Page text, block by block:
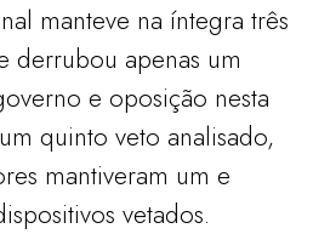
manteve na íntegra três
derrubou apenas um
e oposição nesta
quinto veto analisado,
mantiveram um e
vetados.